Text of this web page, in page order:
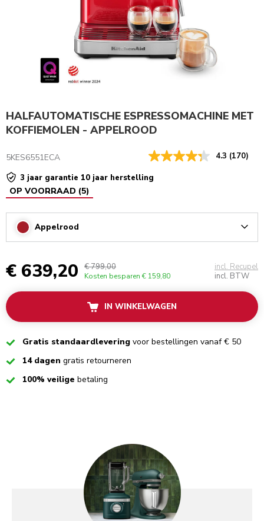
HALFAUTOMATISCHE ESPRESSOMACHINE MET
KOFFIEMOLEN - APPELROOD
5KES6551ECA 4.3 (170)
3 jaar garantie 10 jaar herstelling
OP VOORRAAD (5)
Appelrood
€ 639,20 € 799,00
Kosten besparen € 159,80
incl. Recupel
incl. BTW
IN WINKELWAGEN
CheckedGratis standaardlevering voor bestellingen vanaf € 50
Checked14 dagen gratis retourneren
Checked100% veilige betaling